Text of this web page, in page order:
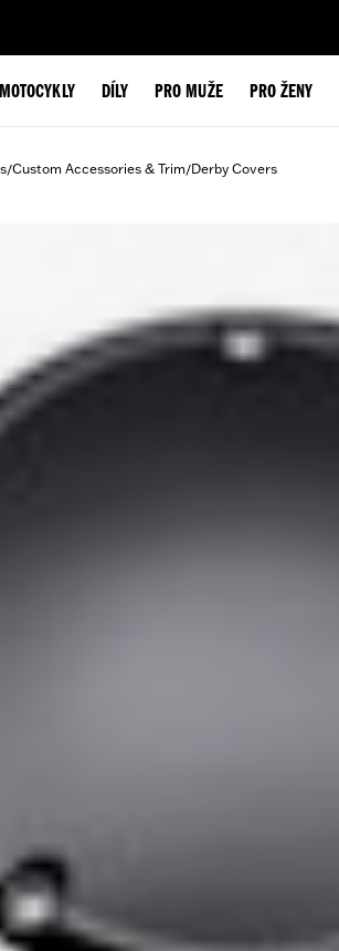
MOTOCYKLY DÍLY PRO MUŽE PRO ŽENY
/Custom Accessories & Trim/Derby Covers